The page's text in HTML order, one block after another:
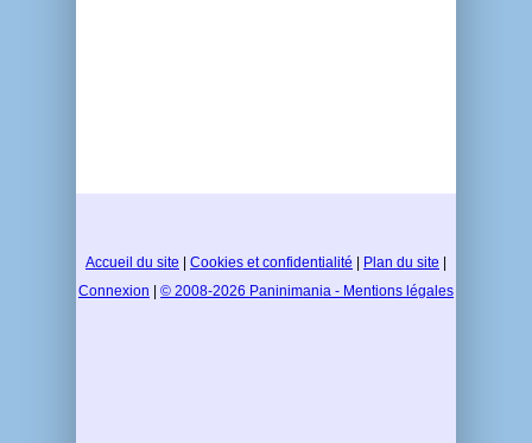
Accueil du site Cookies et confidentialité Plan du site
Connexion
© 2008-2026 Paninimania - Mentions légales